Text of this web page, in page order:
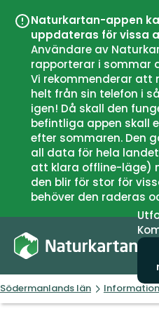
Naturkartan-appen
uppdateras för vissa
Användare av
rapporterar i sommar
Vi rekommenderar att
helt från sin telefon i
igen! Då skall den
befintliga appen skall
efter sommaren. Den
all data för hela
att klara offline-läge)
den blir för stor för
behöver den raderas
Södermanlands län Information